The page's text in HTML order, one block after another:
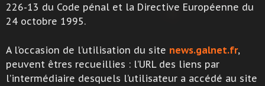
226-13 du Code pénal et la Directive Européenne du
24 octobre 1995.
A l’occasion de l’utilisation du site news.galnet.fr,
peuvent êtres recueillies : l’URL des liens par
l’intermédiaire desquels l’utilisateur a accédé au site